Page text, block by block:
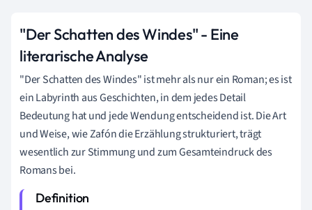
"Der Schatten des Windes" - Eine
literarische Analyse
"Der Schatten des Windes" ist mehr als nur ein Roman; es ist
ein Labyrinth aus Geschichten, in dem jedes Detail
Bedeutung hat und jede Wendung entscheidend ist. Die Art
und Weise, wie Zafón die Erzählung strukturiert, trägt
wesentlich zur Stimmung und zum Gesamteindruck des
Romans bei.